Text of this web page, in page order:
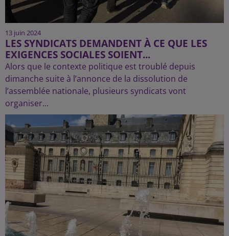
13 juin 2024
LES SYNDICATS DEMANDENT À CE QUE LES
EXIGENCES SOCIALES SOIENT...
Alors que le contexte politique est troublé depuis
dimanche suite à l’annonce de la dissolution de
l’assemblée nationale, plusieurs syndicats vont
organiser...